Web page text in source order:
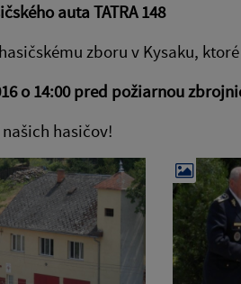
auta TATRA 148
zboru v Kysaku,
o 14:00 pred požiarnou
hasičov!